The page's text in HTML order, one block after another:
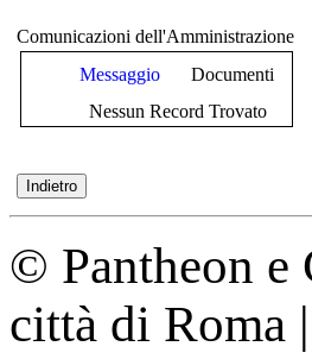
Comunicazioni dell'Amministrazione
Messaggio
Documenti
Nessun Record Trovato
© Pantheon e
città di Roma